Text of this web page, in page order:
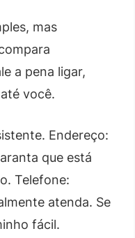
mas
a pena ligar,
você.
Endereço:
que está
Telefone:
atenda. Se
fácil.